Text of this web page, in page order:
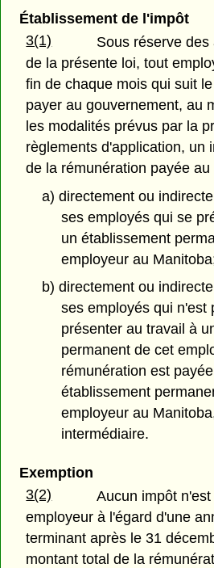
Établissement de l'impôt
3(1)
Sous réserve
de la présente loi, tout
fin de chaque mois qui suit
payer au gouvernement, au
les modalités prévus par la
règlements d'application, un
de la rémunération payée
a) directement ou
ses employés qui se
un établissement
employeur au
b) directement ou
ses employés qui n'est
présenter au travail à
permanent de cet
rémunération est
établissement
employeur au
intermédiaire.
Exemption
3(2)
Aucun impôt
employeur à l'égard d'une
terminant après le 31
montant total de la